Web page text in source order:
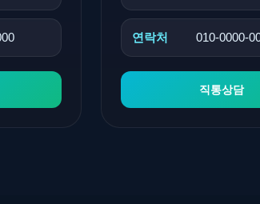
연락처 010-0000-
직통상담